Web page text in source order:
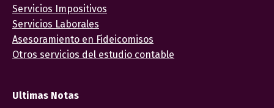
Servicios Impositivos
Servicios Laborales
Asesoramiento en Fideicomisos
Otros servicios del estudio contable
Ultimas Notas